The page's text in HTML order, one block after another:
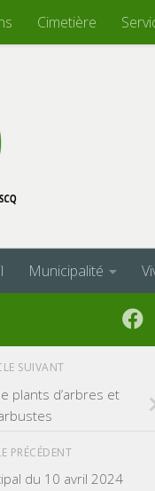
Cimetière
Municipalité
SUIVANT
plants d’arbres et
PRÉCÉDENT
du 10 avril 2024